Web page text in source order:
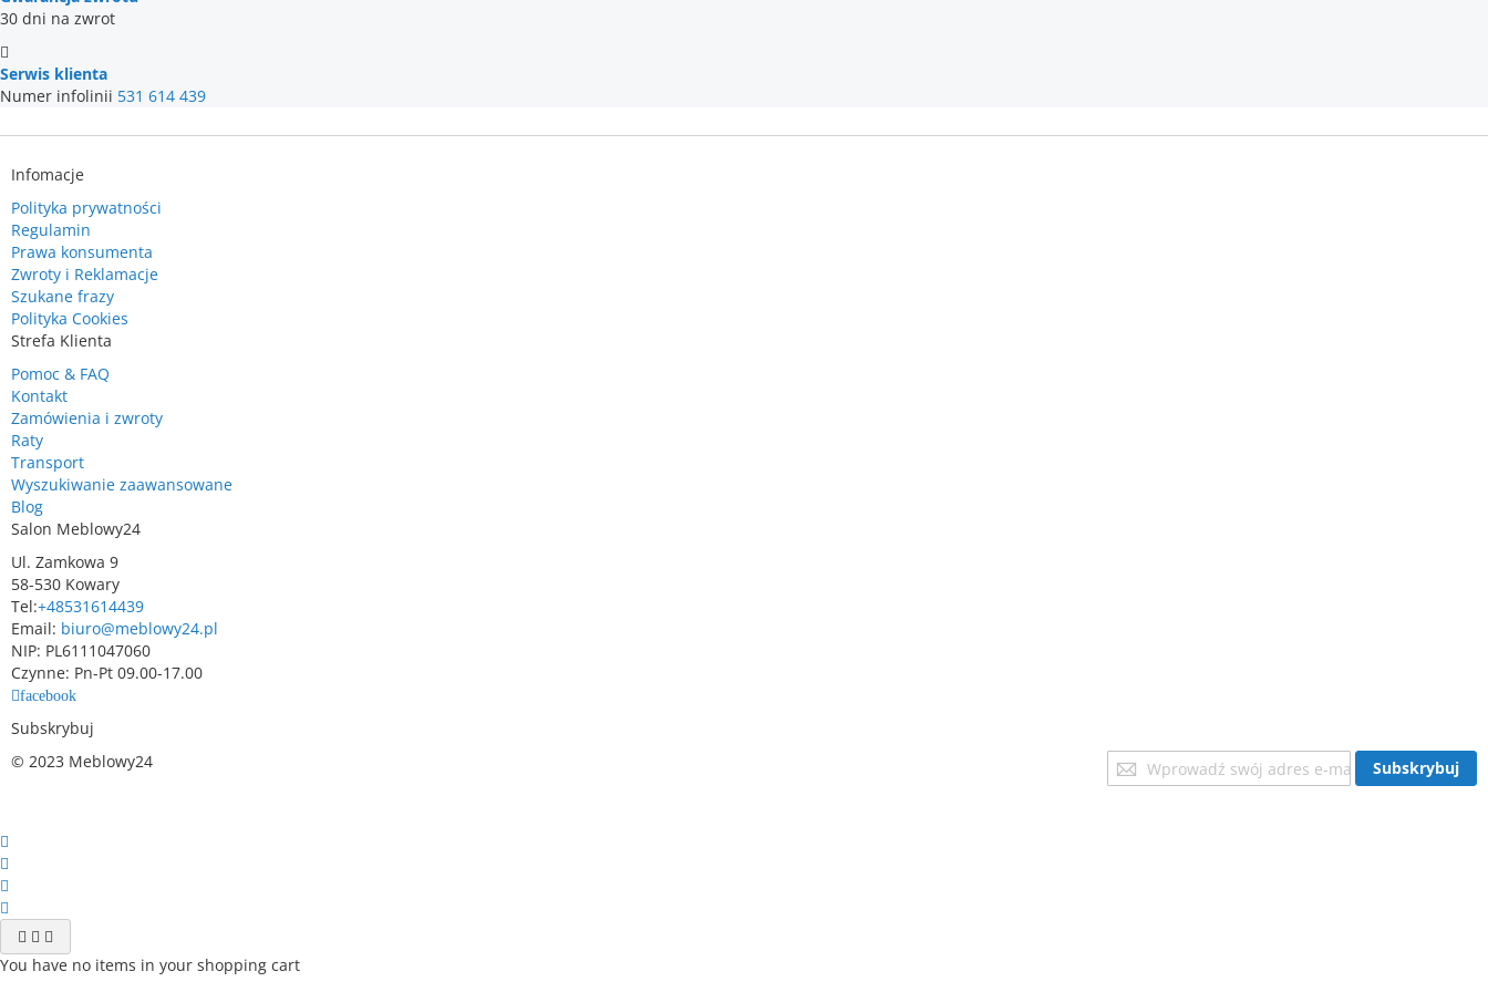
30 dni na zwrot
Serwis klienta
Numer infolinii 531 614 439
Infomacje
Polityka prywatności
Regulamin
Prawa konsumenta
Zwroty i Reklamacje
Szukane frazy
Polityka Cookies
Strefa Klienta
Pomoc & FAQ
Kontakt
Zamówienia i zwroty
Raty
Transport
Wyszukiwanie zaawansowane
Blog
Salon Meblowy24
Ul. Zamkowa 9
58-530 Kowary
Tel:+48531614439
Email: biuro@meblowy24.pl
NIP: PL6111047060
Czynne: Pn-Pt 09.00-17.00
facebook
Subskrybuj
Subskrybuj
nasz
Subskrybuj
© 2023 Meblowy24
You have no items in your shopping cart